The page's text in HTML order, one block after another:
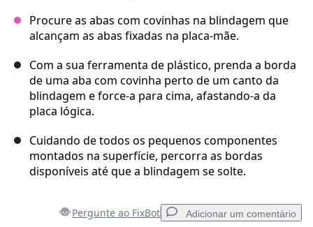
Procure as abas com covinhas na blindagem que
alcançam as abas fixadas na placa-mãe.
Com a sua ferramenta de plástico, prenda a borda
de uma aba com covinha perto de um canto da
blindagem e force-a para cima, afastando-a da
placa lógica.
Cuidando de todos os pequenos componentes
montados na superfície, percorra as bordas
disponíveis até que a blindagem se solte.
Pergunte ao FixBot Adicionar um comentário